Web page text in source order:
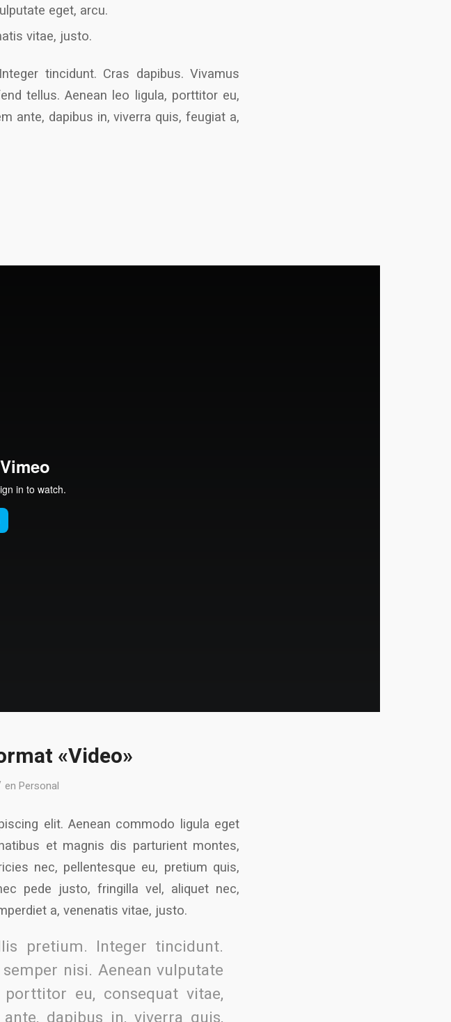
eget, arcu.
vitae, justo.
tincidunt. Cras dapibus. Vivamus
tellus. Aenean leo ligula, porttitor eu,
ante, dapibus in, viverra quis, feugiat a,
«Video»
en Personal
elit. Aenean commodo ligula eget
et magnis dis parturient montes,
nec, pellentesque eu, pretium quis,
pede justo, fringilla vel, aliquet nec,
a, venenatis vitae, justo.
pretium. Integer tincidunt.
nisi. Aenean vulputate
eu, consequat vitae,